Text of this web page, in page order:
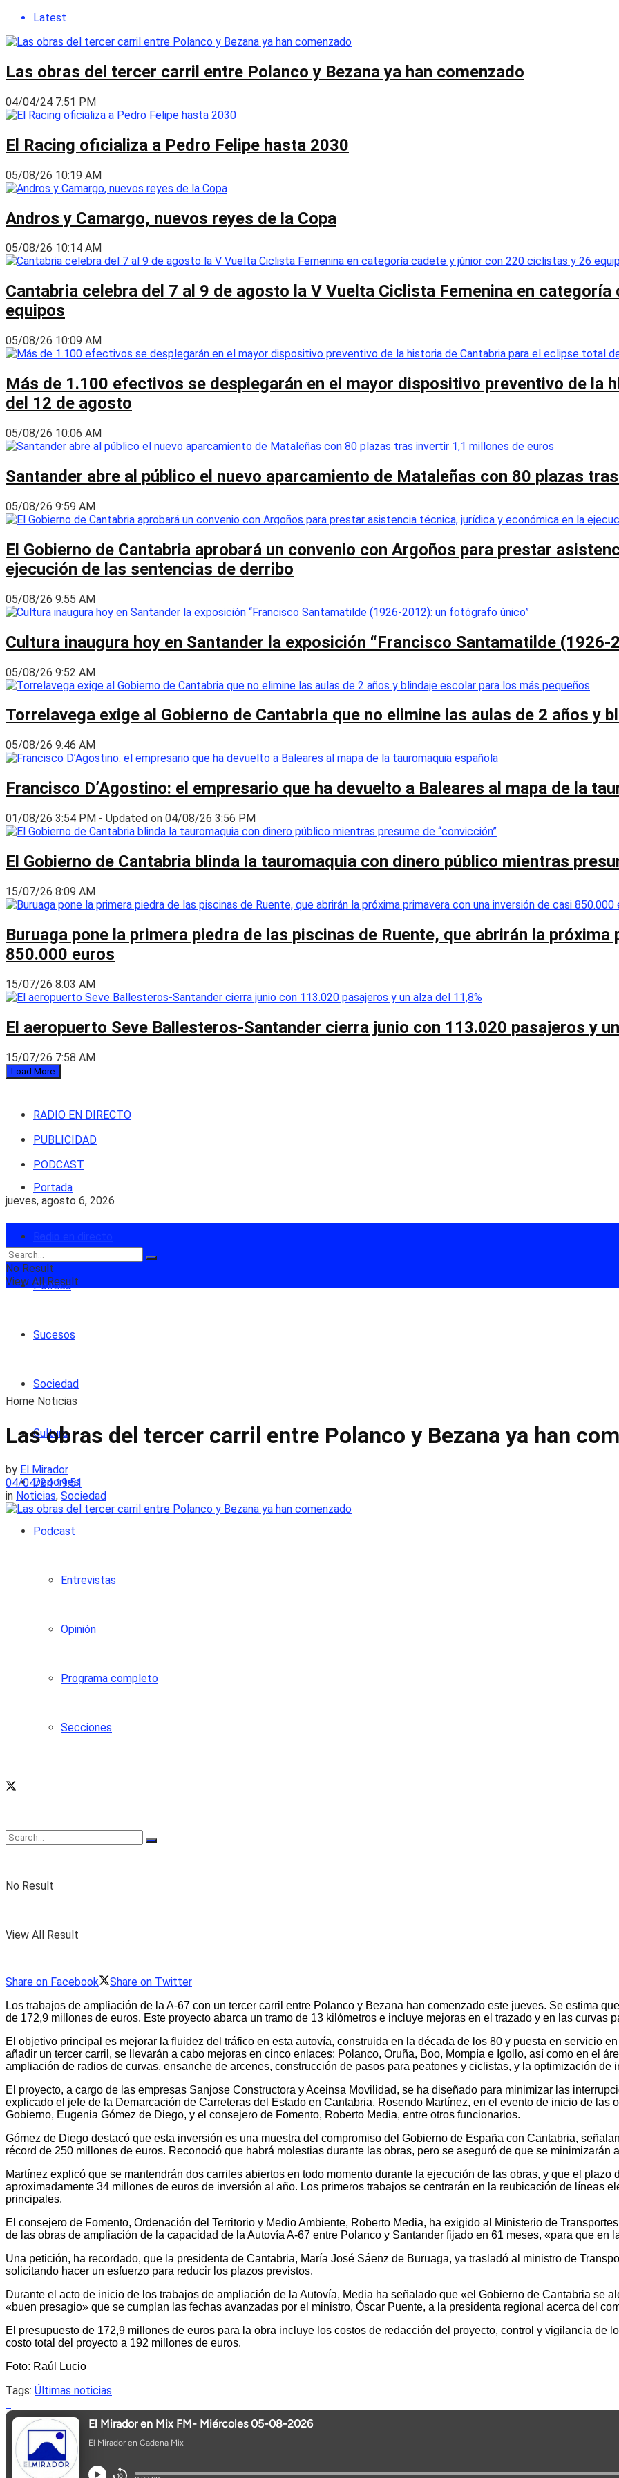
Latest
Las obras del tercer carril entre Polanco y Bezana ya han comenzado
04/04/24 7:51 PM
El Racing oficializa a Pedro Felipe hasta 2030
05/08/26 10:19 AM
Andros y Camargo, nuevos reyes de la Copa
05/08/26 10:14 AM
Cantabria celebra del 7 al 9 de agosto la V Vuelta Ciclista Femenina en
equipos
05/08/26 10:09 AM
Más de 1.100 efectivos se desplegarán en el mayor dispositivo preventivo de la
del 12 de agosto
05/08/26 10:06 AM
Santander abre al público el nuevo aparcamiento de Mataleñas con 80 plazas
05/08/26 9:59 AM
El Gobierno de Cantabria aprobará un convenio con Argoños para prestar
ejecución de las sentencias de derribo
05/08/26 9:55 AM
Cultura inaugura hoy en Santander la exposición “Francisco Santamatilde
05/08/26 9:52 AM
Torrelavega exige al Gobierno de Cantabria que no elimine las aulas de 2 años y
05/08/26 9:46 AM
Francisco D’Agostino: el empresario que ha devuelto a Baleares al mapa de la
01/08/26 3:54 PM - Updated on 04/08/26 3:56 PM
El Gobierno de Cantabria blinda la tauromaquia con dinero público mientras
15/07/26 8:09 AM
Buruaga pone la primera piedra de las piscinas de Ruente, que abrirán la
850.000 euros
15/07/26 8:03 AM
El aeropuerto Seve Ballesteros-Santander cierra junio con 113.020 pasajeros y
15/07/26 7:58 AM
Load More
RADIO EN DIRECTO
PUBLICIDAD
PODCAST
jueves, agosto 6, 2026
Portada
Política
Sucesos
Sociedad
Cultura
Deportes
Podcast
Entrevistas
Opinión
Programa completo
Secciones
No Result
View All Result
No Result
View All Result
Home Noticias
Las obras del tercer carril entre Polanco y Bezana ya han
by El Mirador
04/04/24 19:51
in Noticias, Sociedad
Share on Facebook Share on Twitter
Los trabajos de ampliación de la A-67 con un tercer carril entre Polanco y Bezana han comenzado este jueves. Se estima
de 172,9 millones de euros. Este proyecto abarca un tramo de 13 kilómetros e incluye mejoras en el trazado y en las curvas
El objetivo principal es mejorar la fluidez del tráfico en esta autovía, construida en la década de los 80 y puesta en servicio
añadir un tercer carril, se llevarán a cabo mejoras en cinco enlaces: Polanco, Oruña, Boo, Mompía e Igollo, así como en el
ampliación de radios de curvas, ensanche de arcenes, construcción de pasos para peatones y ciclistas, y la optimización de
El proyecto, a cargo de las empresas Sanjose Constructora y Aceinsa Movilidad, se ha diseñado para minimizar las
explicado el jefe de la Demarcación de Carreteras del Estado en Cantabria, Rosendo Martínez, en el evento de inicio de las
Gobierno, Eugenia Gómez de Diego, y el consejero de Fomento, Roberto Media, entre otros funcionarios.
Gómez de Diego destacó que esta inversión es una muestra del compromiso del Gobierno de España con Cantabria,
récord de 250 millones de euros. Reconoció que habrá molestias durante las obras, pero se aseguró de que se minimizarán
Martínez explicó que se mantendrán dos carriles abiertos en todo momento durante la ejecución de las obras, y que el
aproximadamente 34 millones de euros de inversión al año. Los primeros trabajos se centrarán en la reubicación de líneas
principales.
El consejero de Fomento, Ordenación del Territorio y Medio Ambiente, Roberto Media, ha exigido al Ministerio de
de las obras de ampliación de la capacidad de la Autovía A-67 entre Polanco y Santander fijado en 61 meses, «para que en
Una petición, ha recordado, que la presidenta de Cantabria, María José Sáenz de Buruaga, ya trasladó al ministro de
solicitando hacer un esfuerzo para reducir los plazos previstos.
Durante el acto de inicio de los trabajos de ampliación de la Autovía, Media ha señalado que «el Gobierno de Cantabria se
«buen presagio» que se cumplan las fechas avanzadas por el ministro, Óscar Puente, a la presidenta regional acerca del
El presupuesto de 172,9 millones de euros para la obra incluye los costos de redacción del proyecto, control y vigilancia de
costo total del proyecto a 192 millones de euros.
Foto: Raúl Lucio
Tags: Últimas noticias